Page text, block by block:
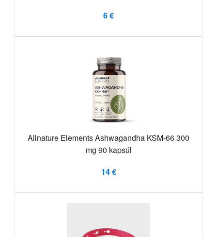
6 €
Allnature Elements Ashwagandha KSM-66 300
mg 90 kapsúl
14 €